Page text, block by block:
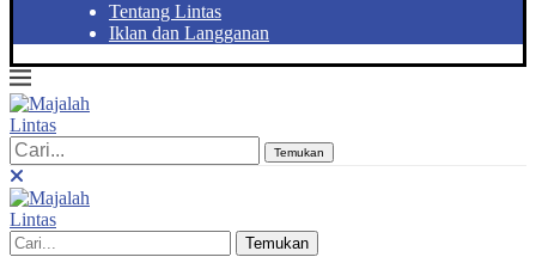
Tentang Lintas
Iklan dan Langganan
Temukan
Temukan